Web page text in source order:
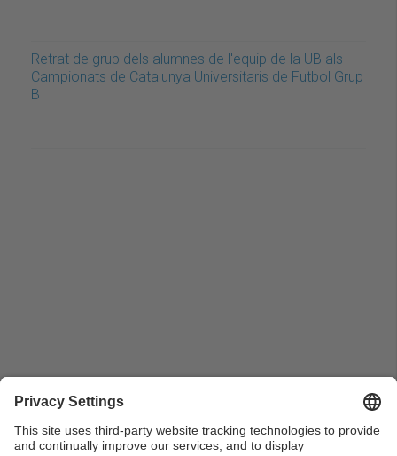
Retrat de grup dels alumnes de l'equip de la UB als
Campionats de Catalunya Universitaris de Futbol Grup
B